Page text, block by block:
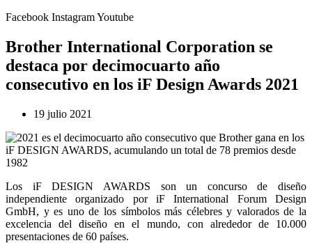
Facebook InstagramYoutube
Brother International Corporation se
destaca por decimocuarto año
consecutivo en los iF Design Awards 2021
19 julio 2021
Los iF DESIGN AWARDS son un concurso de diseño
independiente organizado por iF International Forum Design
GmbH, y es uno de los símbolos más célebres y valorados de la
excelencia del diseño en el mundo, con alrededor de 10.000
presentaciones de 60 países.